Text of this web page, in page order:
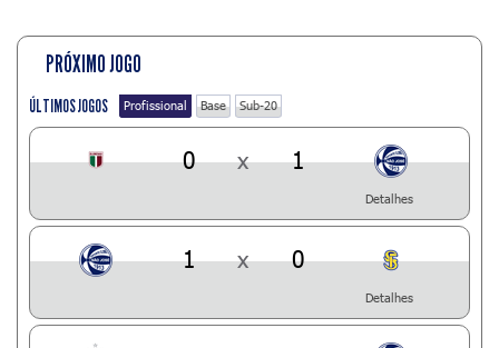
PRÓXIMO JOGO
ÚLTIMOS JOGOS Profissional Base Sub-20
0 x 1
Detalhes
1 x 0
Detalhes